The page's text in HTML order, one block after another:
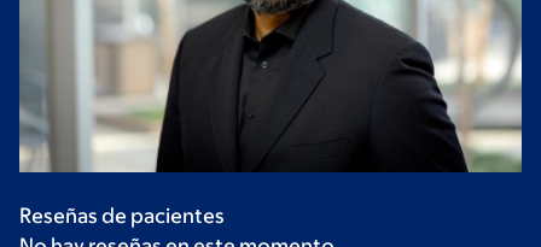
Reseñas de pacientes